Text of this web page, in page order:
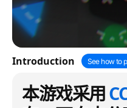
Introduction See how to
本游戏采用